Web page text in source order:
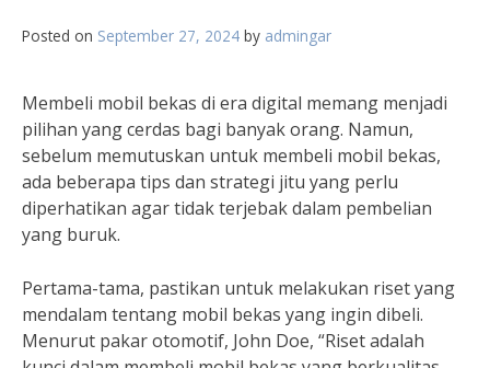
Posted on September 27, 2024 by admingar
Membeli mobil bekas di era digital memang menjadi
pilihan yang cerdas bagi banyak orang. Namun,
sebelum memutuskan untuk membeli mobil bekas,
ada beberapa tips dan strategi jitu yang perlu
diperhatikan agar tidak terjebak dalam pembelian
yang buruk.
Pertama-tama, pastikan untuk melakukan riset yang
mendalam tentang mobil bekas yang ingin dibeli.
Menurut pakar otomotif, John Doe, “Riset adalah